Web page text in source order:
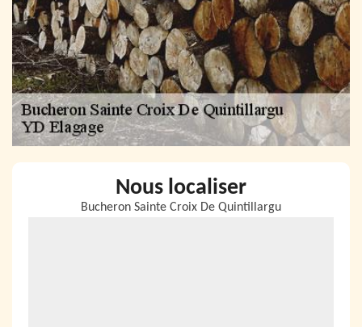
Nous localiser
Bucheron Sainte Croix De Quintillargu